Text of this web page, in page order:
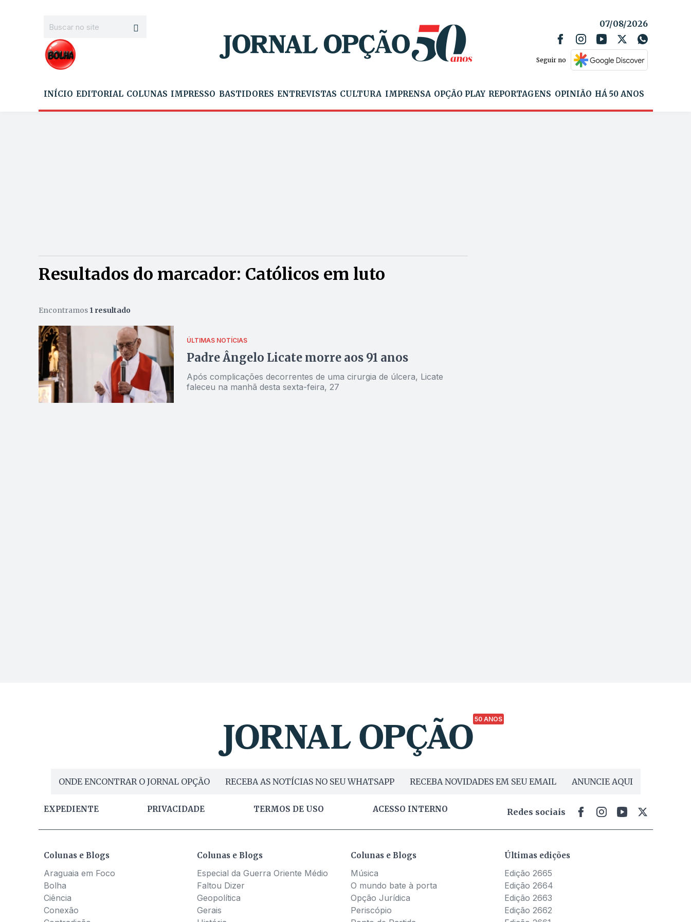
07/08/2026
Seguir no
INÍCIO EDITORIAL COLUNAS IMPRESSO BASTIDORES ENTREVISTAS CULTURA IMPRENSA OPÇÃO PLAY REPORTAGENS OPINIÃO HÁ 50 ANOS
Resultados do marcador: Católicos em luto
Encontramos 1 resultado
ÚLTIMAS NOTÍCIAS
Padre Ângelo Licate morre aos 91 anos
Após complicações decorrentes de uma cirurgia de úlcera, Licate
faleceu na manhã desta sexta-feira, 27
50 ANOS
ONDE ENCONTRAR O JORNAL OPÇÃO RECEBA AS NOTÍCIAS NO SEU WHATSAPP RECEBA NOVIDADES EM SEU EMAIL ANUNCIE AQUI
EXPEDIENTE PRIVACIDADE TERMOS DE USO ACESSO INTERNO Redes sociais
Colunas e Blogs
Araguaia em Foco
Bolha
Ciência
Conexão
Colunas e Blogs
Especial da Guerra Oriente Médio
Faltou Dizer
Geopolítica
Gerais
Colunas e Blogs
Música
O mundo bate à porta
Opção Jurídica
Periscópio
Últimas edições
Edição 2665
Edição 2664
Edição 2663
Edição 2662